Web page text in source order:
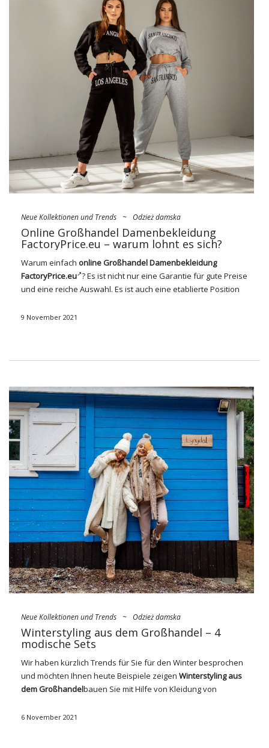
Großhandelsgeschäft aus? Worauf
muss man achten?
Gute Einkaufsmöglichkeiten sind die Grundlage, wenn Sie Ihr
eigenes Unternehmen führen. Wie machen Sie sie jedoch
erfolgreich? Schauen Sie sich unseren kurzen Leitfaden an
und sehen Sie, worauf Sie in ihrem Kurs achten sollten und
Wie wählt man gute Qualitätsprodukte
…
Neue Kollektionen und Trends ~ Odzież damska
Online Großhandel Damenbekleidung
FactoryPrice.eu – warum lohnt es sich?
Warum einfach online Großhandel Damenbekleidung
FactoryPrice.eu ? Es ist nicht nur eine Garantie für gute Preise
und eine reiche Auswahl. Es ist auch eine etablierte Position
ständig an der Qualität unserer Dienstleistungen arbeitet.
Damenbekleidung FactoryPrice.eu –
warum lohnt es sich?
Denn neben unserer Liebe zur Mode sind wir auch in das
Geschäft Ihres Unternehmens involviert. Was gewinnst du
dann bei uns? Sehen Sie, was unsere zu bieten hatOnline-
Großhandel
Marken-Damenbekleidung:
Zeit sparen
Unsere Mitarbeiter bemühen sich, dass alle Bestellungen
innerhalb von 12 Stunden nach Zahlungseingang
abgeschlossen werden. Wir beschäftigen mehrere hundert
Mitarbeiter, …
9 November 2021
Neue Kollektionen und Trends ~ Odzież damska
Winterstyling aus dem Großhandel – 4
modische Sets
Wir haben kürzlich Trends für Sie für den Winter besprochen
und möchten Ihnen heute Beispiele zeigen Winterstyling aus
demGroßhandelbauen Sie mit Hilfe von Kleidung von
Kunden zu Einkäufen inspirieren werden. Finden Sie heraus,
6 November 2021